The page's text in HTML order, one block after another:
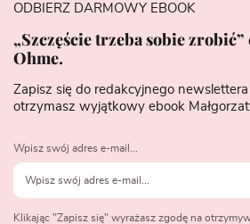
ODBIERZ DARMOWY EBOOK
„Szczęście trzeba sobie zrobić”
Ohme.
Zapisz się do redakcyjnego
otrzymasz wyjątkowy ebook
Wpisz swój adres e-mail...
Klikając "Zapisz się" wyrażasz zgodę na